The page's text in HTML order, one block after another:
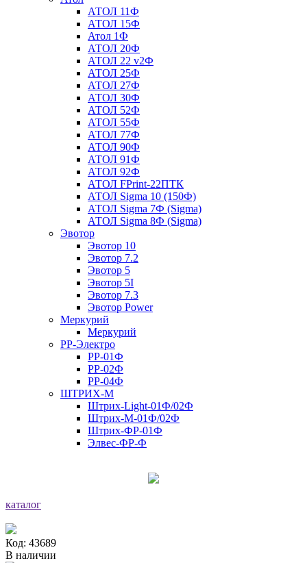
АТОЛ 11Ф
АТОЛ 15Ф
Атол 1Ф
АТОЛ 20Ф
АТОЛ 22 v2Ф
АТОЛ 25Ф
АТОЛ 27Ф
АТОЛ 30Ф
АТОЛ 52Ф
АТОЛ 55Ф
АТОЛ 77Ф
АТОЛ 90Ф
АТОЛ 91Ф
АТОЛ 92Ф
АТОЛ FPrint-22ПТК
АТОЛ Sigma 10 (150Ф)
АТОЛ Sigma 7Ф (Sigma)
АТОЛ Sigma 8Ф (Sigma)
Эвотор
Эвотор 10
Эвотор 7.2
Эвотор 5
Эвотор 5I
Эвотор 7.3
Эвотор Power
Меркурий
Меркурий
РР-Электро
РР-01Ф
РР-02Ф
РР-04Ф
ШТРИХ-М
Штрих-Light-01Ф/02Ф
Штрих-М-01Ф/02Ф
Штрих-ФР-01Ф
Элвес-ФР-Ф
каталог
Код: 43689
В наличии